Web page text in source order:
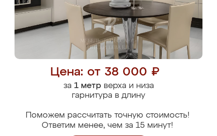
Цена: от 38 000 ₽
за 1 метрверха и низа
гарнитура в длину
Поможем рассчитать точную стоимость!
Ответим менее, чем за 15 минут!